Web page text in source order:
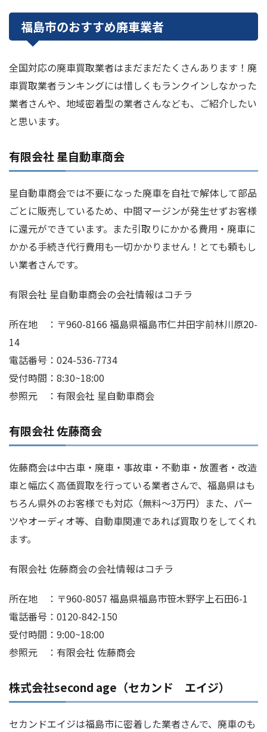
福島市のおすすめ廃車業者
全国対応の廃車買取業者はまだまだたくさんあります！廃
車買取業者ランキングには惜しくもランクインしなかった
業者さんや、地域密着型の業者さんなども、ご紹介したい
と思います。
有限会社 星自動車商会
星自動車商会では不要になった廃車を自社で解体して部品
ごとに販売しているため、中間マージンが発生せずお客様
に還元ができています。また引取りにかかる費用・廃車に
かかる手続き代行費用も一切かかりません！とても頼もし
い業者さんです。
有限会社 星自動車商会の会社情報はコチラ
所在地 ：〒960-8166 福島県福島市仁井田字前林川原20-
14
電話番号：024-536-7734
受付時間：8:30~18:00
参照元 ：有限会社 星自動車商会
有限会社 佐藤商会
佐藤商会は中古車・廃車・事故車・不動車・放置者・改造
車と幅広く高価買取を行っている業者さんで、福島県はも
ちろん県外のお客様でも対応（無料～3万円）また、パー
ツやオーディオ等、自動車関連であれば買取りをしてくれ
ます。
有限会社 佐藤商会の会社情報はコチラ
所在地 ：〒960-8057 福島県福島市笹木野字上石田6-1
電話番号：0120-842-150
受付時間：9:00~18:00
参照元 ：有限会社 佐藤商会
株式会社second age（セカンド エイジ）
セカンドエイジは福島市に密着した業者さんで、廃車のも